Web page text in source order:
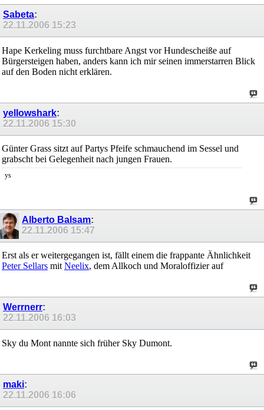
Sabeta:
22.11.2006 15:23
Hape Kerkeling muss furchtbare Angst vor Hundescheiße auf
Bürgersteigen haben, anders kann ich mir seinen immerstarren Blick
auf den Boden nicht erklären.
yellowshark:
22.11.2006 15:30
Günter Grass sitzt auf Partys Pfeife schmauchend im Sessel und
grabscht bei Gelegenheit nach jungen Frauen.
ys
Alberto Balsam:
22.11.2006 15:47
Erst als er weitergegangen ist, fällt einem die frappante Ähnlichkeit
Peter Sellars mit Neelix, dem Allkoch und Moraloffizier auf
Werrnerr:
22.11.2006 16:03
Sky du Mont nannte sich früher Sky Dumont.
maki:
22.11.2006 16:06